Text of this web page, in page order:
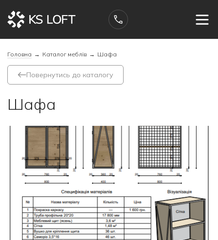
Головна → Каталог меблів → Шафа
Повернутись до каталогу
Шафа